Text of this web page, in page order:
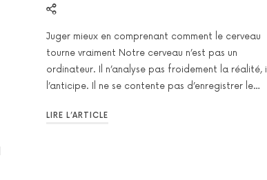
Juger mieux en comprenant comment le cerveau
tourne vraiment Notre cerveau n’est pas un
ordinateur. Il n’analyse pas froidement la réalité, il
l’anticipe. Il ne se contente pas d’enregistrer le…
LIRE L’ARTICLE